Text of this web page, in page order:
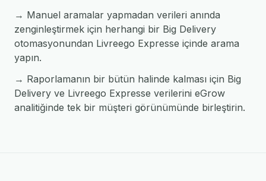
→ Manuel aramalar yapmadan verileri anında
zenginleştirmek için herhangi bir Big Delivery
otomasyonundan Livreego Expresse içinde arama
yapın.
→ Raporlamanın bir bütün halinde kalması için Big
Delivery ve Livreego Expresse verilerini eGrow
analitiğinde tek bir müşteri görünümünde birleştirin.